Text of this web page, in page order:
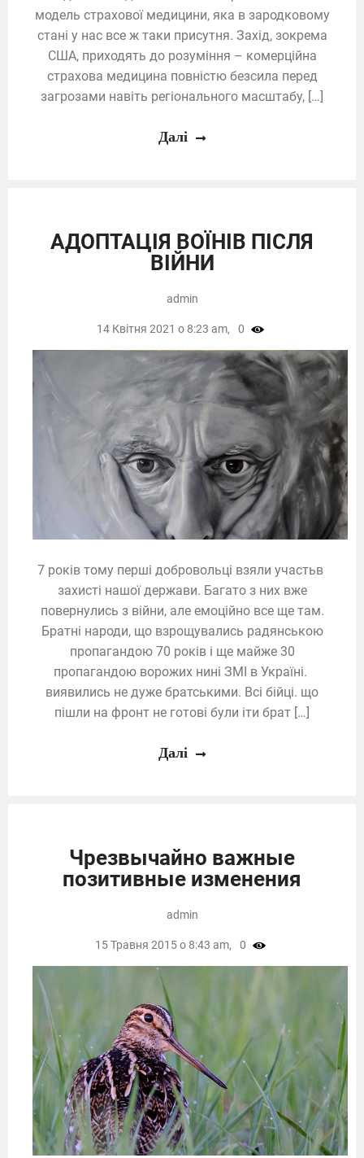
модель страхової медицини, яка в зародковому
стані у нас все ж таки присутня. Захід, зокрема
США, приходять до розуміння – комерційна
страхова медицина повністю безсила перед
загрозами навіть регіонального масштабу, […]
Далі
АДОПТАЦІЯ ВОЇНІВ ПІСЛЯ
ВІЙНИ
7 років тому перші добровольці взяли участьв
захисті нашої держави. Багато з них вже
повернулись з війни, але емоційно все ще там.
Братні народи, що взрощувались радянською
пропагандою 70 років і ще майже 30
пропагандою ворожих нині ЗМІ в Україні.
виявились не дуже братськими. Всі бійці. що
пішли на фронт не готові були іти брат […]
admin
14 Квітня 2021 о 8:23 am, 0
Далі
Чрезвычайно важные
позитивные изменения
admin
15 Травня 2015 о 8:43 am, 0